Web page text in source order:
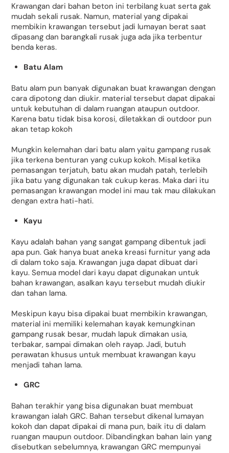
Krawangan dari bahan beton ini terbilang kuat serta gak
mudah sekali rusak. Namun, material yang dipakai
membikin krawangan tersebut jadi lumayan berat saat
dipasang dan barangkali rusak juga ada jika terbentur
benda keras.
Batu Alam
Batu alam pun banyak digunakan buat krawangan dengan
cara dipotong dan diukir. material tersebut dapat dipakai
untuk kebutuhan di dalam ruangan ataupun outdoor.
Karena batu tidak bisa korosi, diletakkan di outdoor pun
akan tetap kokoh
Mungkin kelemahan dari batu alam yaitu gampang rusak
jika terkena benturan yang cukup kokoh. Misal ketika
pemasangan terjatuh, batu akan mudah patah, terlebih
jika batu yang digunakan tak cukup keras. Maka dari itu
pemasangan krawangan model ini mau tak mau dilakukan
dengan extra hati-hati.
Kayu
Kayu adalah bahan yang sangat gampang dibentuk jadi
apa pun. Gak hanya buat aneka kreasi furnitur yang ada
di dalam toko saja. Krawangan juga dapat dibuat dari
kayu. Semua model dari kayu dapat digunakan untuk
bahan krawangan, asalkan kayu tersebut mudah diukir
dan tahan lama.
Meskipun kayu bisa dipakai buat membikin krawangan,
material ini memiliki kelemahan kayak kemungkinan
gampang rusak besar, mudah lapuk dimakan usia,
terbakar, sampai dimakan oleh rayap. Jadi, butuh
perawatan khusus untuk membuat krawangan kayu
menjadi tahan lama.
GRC
Bahan terakhir yang bisa digunakan buat membuat
krawangan ialah GRC. Bahan tersebut dikenal lumayan
kokoh dan dapat dipakai di mana pun, baik itu di dalam
ruangan maupun outdoor. Dibandingkan bahan lain yang
disebutkan sebelumnya, krawangan GRC mempunyai